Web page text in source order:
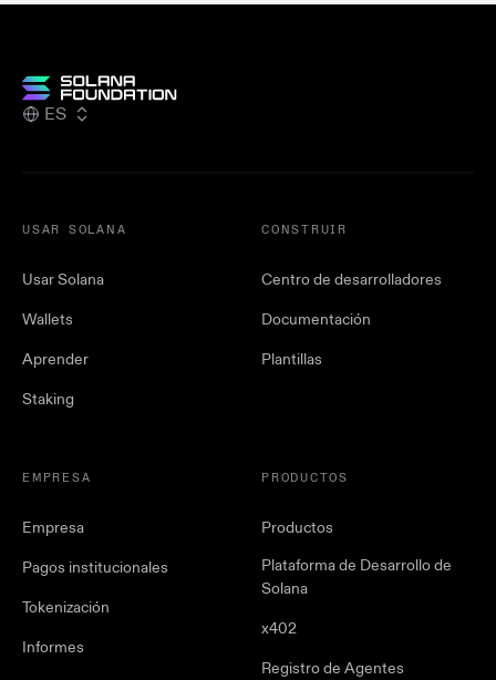
ES
USAR SOLANA
Usar Solana
Wallets
Aprender
Staking
CONSTRUIR
Centro de desarrolladores
Documentación
Plantillas
EMPRESA
Empresa
Pagos institucionales
Tokenización
Informes
PRODUCTOS
Productos
Plataforma de Desarrollo de
Solana
x402
Registro de Agentes